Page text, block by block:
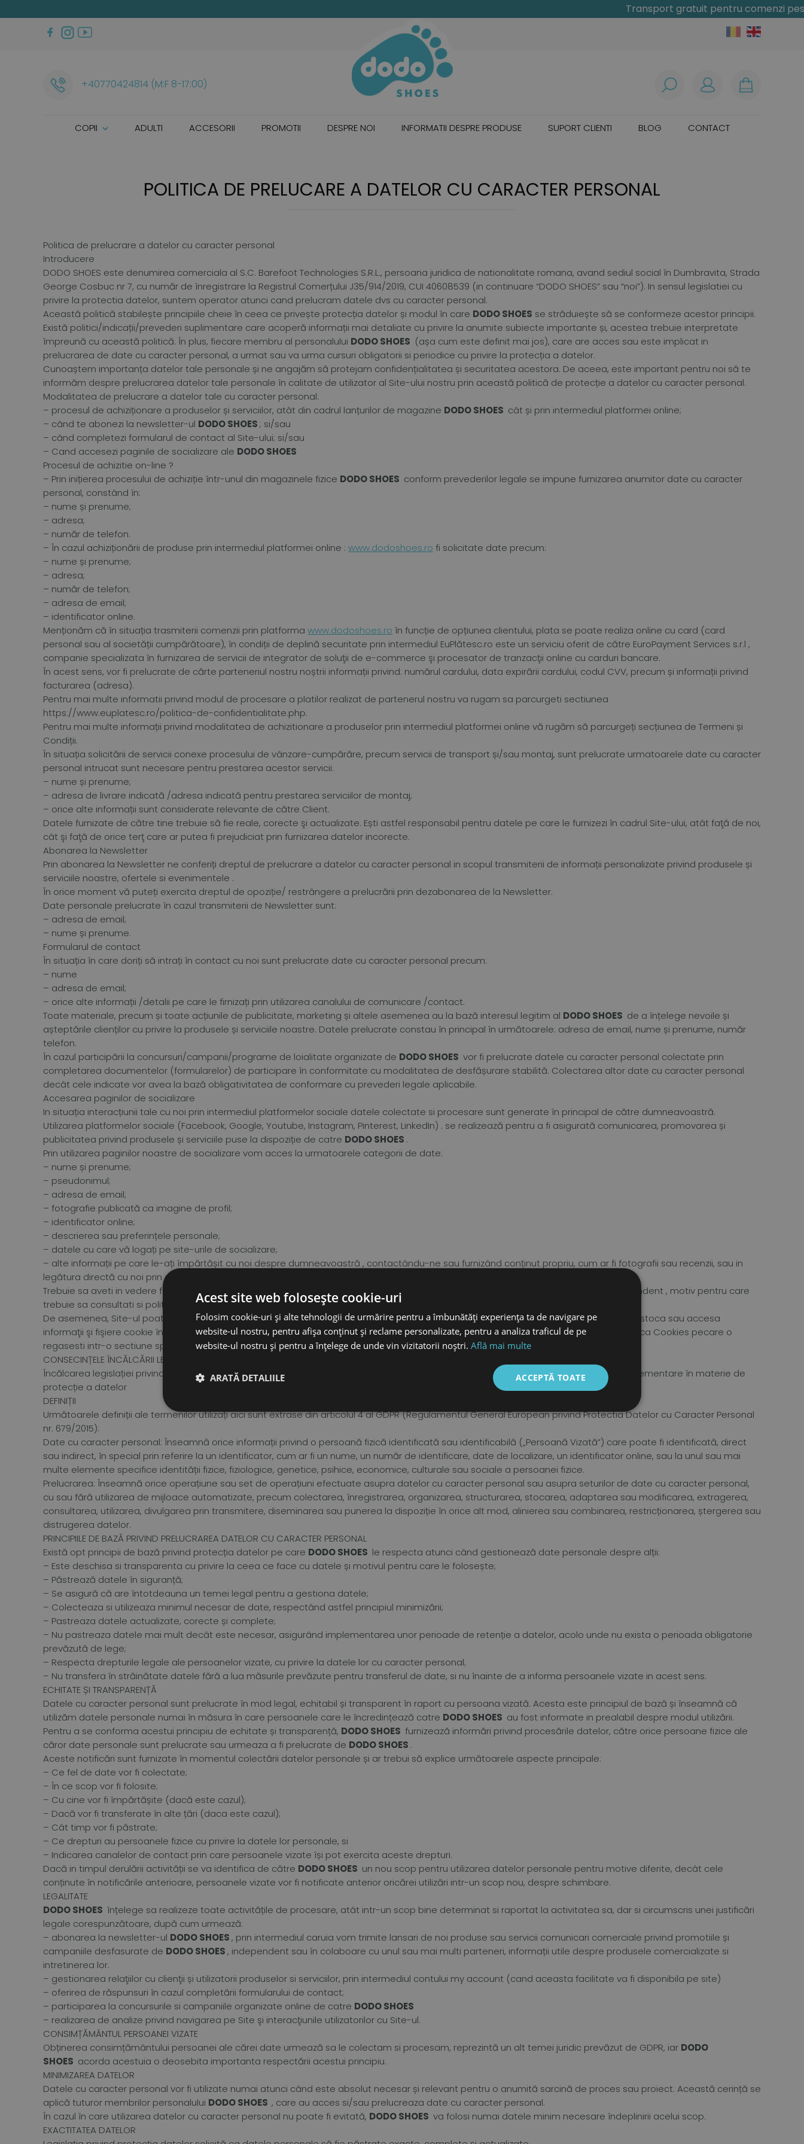
Transport gratuit pentru comenzi peste 300
+40770424814 (M:F 8-17:00)
COPII ADULTI ACCESORII PROMOTII DESPRE NOI INFORMATII DESPRE PRODUSE SUPORT CLIENTI BLOG CONTACT
POLITICA DE PRELUCARE A DATELOR CU CARACTER PERSONAL
Politica de prelucrare a datelor cu caracter personal
Introducere
DODO SHOES este denumirea comerciala al S.C. Barefoot Technologies S.R.L., persoana juridica de nationalitate romana, avand sediul social în Dumbravita, Strada
George Cosbuc nr 7, cu număr de înregistrare la Registrul Comerțului J35/914/2019, CUI 40608539 (in continuare “DODO SHOES” sau “noi”). In sensul legislatiei cu
privire la protectia datelor, suntem operator atunci cand prelucram datele dvs cu caracter personal.
Această politică stabilește principiile cheie în ceea ce privește protecția datelor și modul în care DODO SHOES se străduiește să se conformeze acestor principii.
Există politici/indicații/prevederi suplimentare care acoperă informații mai detaliate cu privire la anumite subiecte importante și, acestea trebuie interpretate
împreună cu această politică. În plus, fiecare membru al personalului DODO SHOES (așa cum este definit mai jos), care are acces sau este implicat in
prelucrarea de date cu caracter personal, a urmat sau va urma cursuri obligatorii si periodice cu privire la protecția a datelor.
Cunoaștem importanța datelor tale personale și ne angajăm să protejam confidențialitatea și securitatea acestora. De aceea, este important pentru noi să te
informăm despre prelucrarea datelor tale personale în calitate de utilizator al Site-ului nostru prin această politică de protecție a datelor cu caracter personal.
Modalitatea de prelucrare a datelor tale cu caracter personal:
– procesul de achiziționare a produselor și serviciilor, atât din cadrul lanțurilor de magazine DODO SHOES cât și prin intermediul platformei online;
– când te abonezi la newsletter-ul DODO SHOES; si/sau
– când completezi formularul de contact al Site-ului; si/sau
– Cand accesezi paginile de socializare ale DODO SHOES
Procesul de achizitie on-line ?
– Prin inițierea procesului de achiziție într-unul din magazinele fizice DODO SHOES conform prevederilor legale se impune furnizarea anumitor date cu caracter
personal, constând în:
– nume și prenume;
– adresa;
– număr de telefon.
– În cazul achiziționării de produse prin intermediul platformei online : www.dodoshoes.ro fi solicitate date precum:
– nume și prenume;
– adresa;
– număr de telefon;
– adresa de email;
– identificator online.
Menționăm că în situația trasmiterii comenzii prin platforma www.dodoshoes.ro în funcție de opțiunea clientului, plata se poate realiza online cu card (card
personal sau al societății cumpărătoare), în condiții de deplină securitate prin intermediul EuPlătesc.ro este un serviciu oferit de către EuroPayment Services s.r.l ,
companie specializata în furnizarea de servicii de integrator de soluţii de e-commerce şi procesator de tranzacţii online cu carduri bancare.
În acest sens, vor fi prelucrate de cărte parteneriul nostru noștrii informații privind: numărul cardului, data expirării cardului, codul CVV, precum și informații privind
facturarea (adresa).
Pentru mai multe informatii privind modul de procesare a platilor realizat de partenerul nostru va rugam sa parcurgeti sectiunea
https://www.euplatesc.ro/politica-de-confidentialitate.php.
Pentru mai multe informații privind modalitatea de achizitionare a produselor prin intermediul platformei online vă rugăm să parcurgeți secțiunea de Termeni și
Condiții.
În situația solicitării de servicii conexe procesului de vânzare-cumpărăre, precum servicii de transport și/sau montaj, sunt prelucrate urmatoarele date cu caracter
personal intrucat sunt necesare pentru prestarea acestor servicii:
– nume și prenume;
– adresa de livrare indicată /adresa indicată pentru prestarea serviciilor de montaj;
– orice alte informații sunt considerate relevante de către Client.
Datele furnizate de către tine trebuie să fie reale, corecte şi actualizate. Ești astfel responsabil pentru datele pe care le furnizezi în cadrul Site-ului, atât faţă de noi,
cât şi faţă de orice terţ care ar putea fi prejudiciat prin furnizarea datelor incorecte.
Abonarea la Newsletter
Prin abonarea la Newsletter ne conferiți dreptul de prelucrare a datelor cu caracter personal in scopul transmiterii de informații personalizate privind produsele și
serviciile noastre, ofertele si evenimentele .
În orice moment vă puteți exercita dreptul de opoziție/ restrângere a prelucrării prin dezabonarea de la Newsletter.
Date personale prelucrate în cazul transmiterii de Newsletter sunt:
– adresa de email;
– nume și prenume.
Formularul de contact
În situația în care doriți să intrați în contact cu noi sunt prelucrate date cu caracter personal precum:
– nume
– adresa de email;
– orice alte informații /detalii pe care le firnizați prin utilizarea canalului de comunicare /contact.
Toate materiale, precum și toate acțiunile de publicitate, marketing și altele asemenea au la bază interesul legitim al DODO SHOES de a înțelege nevoile și
așteptările clienților cu privire la produsele și serviciile noastre. Datele prelucrate constau în principal în următoarele: adresa de email, nume și prenume, număr
telefon.
În cazul participării la concursuri/campanii/programe de loialitate organizate de DODO SHOES vor fi prelucrate datele cu caracter personal colectate prin
completarea documentelor (formularelor) de participare în conformitate cu modalitatea de desfășurare stabilită. Colectarea altor date cu caracter personal
decât cele indicate vor avea la bază obligativitatea de conformare cu prevederi legale aplicabile.
Accesarea paginilor de socializare
In situația interacțiunii tale cu noi prin intermediul platformelor sociale datele colectate si procesare sunt generate în principal de către dumneavoastră.
Utilizarea platformelor sociale (Facebook, Google, Youtube, Instagram, Pinterest, LinkedIn) . se realizează pentru a fi asigurată comunicarea, promovarea și
publicitatea privind produsele și serviciile puse la dispoziție de catre DODO SHOES .
Prin utilizarea paginilor noastre de socializare vom acces la urmatoarele categorii de date:
– nume și prenume;
– pseudonimul;
– adresa de email;
– fotografie publicată ca imagine de profil;
– identificator online;
– descrierea sau preferințele personale;
– datele cu care vă logați pe site-urile de socializare;
– alte informații pe care le-ați împărtășit cu noi despre dumneavoastră , contactându-ne sau furnizând conținut propriu, cum ar fi fotografii sau recenzii, sau in
legătura directă cu noi prin accesarea funcției de chat (messenger) disponibilă.
Trebuie sa aveti in vedere faptul ca operatorul platformei colecteaza si el datele dumneavoastra cu caracter personal, in mod independent , motiv pentru care
trebuie sa consultati si politicile aplicabile în domeniul confidențialități și protecției datelor ce apartin respectivelor platform.
De asemenea, Site-ul poate colecta şi anumite informaţii privind navigarea şi interacţiunile tale cu diversele secţiuni ale acestuia. Vom stoca sau accesa
informaţii şi fişiere cookie în echipamentul tău terminal (computer, telefon, tabletă, etc.) doar în condiţiile descrise în secţiunea de Politica Cookies pecare o
regasesti intr-o sectiune speciala.
CONSECINȚELE ÎNCĂLCĂRII LEGILOR PRIVIND PROTECȚIA DATELOR ȘI A ACESTEI POLITICI
Încălcarea legislației privind protecția datelor poate duce la măsuri sancționatorii împotriva
DODO SHOES
de către autoritatea de reglementare în materie de
protecție a datelor
DEFINIȚII
Următoarele definiții ale termenilor utilizați aici sunt extrase din articolul 4 al GDPR (Regulamentul General European privind Protectia Datelor cu Caracter Personal
nr. 679/2015):
Date cu caracter personal: Înseamnă orice informații privind o persoană fizică identificată sau identificabilă („Persoană Vizată”) care poate fi identificată, direct
sau indirect, în special prin referire la un identificator, cum ar fi un nume, un număr de identificare, date de localizare, un identificator online, sau la unul sau mai
multe elemente specifice identității fizice, fiziologice, genetice, psihice, economice, culturale sau sociale a persoanei fizice.
Prelucrarea: Înseamnă orice operațiune sau set de operațiuni efectuate asupra datelor cu caracter personal sau asupra seturilor de date cu caracter personal,
cu sau fără utilizarea de mijloace automatizate, precum colectarea, înregistrarea, organizarea, structurarea, stocarea, adaptarea sau modificarea, extragerea,
consultarea, utilizarea, divulgarea prin transmitere, diseminarea sau punerea la dispoziție în orice alt mod, alinierea sau combinarea, restricționarea, ștergerea sau
distrugerea datelor.
PRINCIPIILE DE BAZĂ PRIVIND PRELUCRAREA DATELOR CU CARACTER PERSONAL
Există opt principii de bază privind protecția datelor pe care DODO SHOES le respecta atunci când gestionează date personale despre alții:
– Este deschisa si transparenta cu privire la ceea ce face cu datele și motivul pentru care le folosește;
– Păstrează datele în siguranță;
– Se asigură că are întotdeauna un temei legal pentru a gestiona datele;
– Colecteaza si utilizeaza minimul necesar de date, respectând astfel principiul minimizării;
– Pastreaza datele actualizate, corecte și complete;
– Nu pastreaza datele mai mult decât este necesar, asigurând implementarea unor perioade de retenție a datelor, acolo unde nu exista o perioada obligatorie
prevăzută de lege;
– Respecta drepturile legale ale persoanelor vizate, cu privire la datele lor cu caracter personal;
– Nu transfera în străinătate datele fără a lua măsurile prevăzute pentru transferul de date, si nu înainte de a informa persoanele vizate in acest sens.
ECHITATE ȘI TRANSPARENȚĂ
Datele cu caracter personal sunt prelucrate în mod legal, echitabil și transparent în raport cu persoana vizată. Acesta este principiul de bază și înseamnă că
utilizăm datele personale numai în măsura în care persoanele care le încredințează catre DODO SHOES au fost informate in prealabil despre modul utilizării.
Pentru a se conforma acestui principiu de echitate și transparență, DODO SHOES furnizează informări privind procesările datelor, către orice persoane fizice ale
căror date personale sunt prelucrate sau urmeaza a fi prelucrate de DODO SHOES .
Aceste notificări sunt furnizate în momentul colectării datelor personale și ar trebui să explice următoarele aspecte principale:
– Ce fel de date vor fi colectate;
– În ce scop vor fi folosite;
– Cu cine vor fi împărtășite (dacă este cazul);
– Dacă vor fi transferate în alte țări (daca este cazul);
– Cât timp vor fi păstrate;
– Ce drepturi au persoanele fizice cu privire la datele lor personale, si
– Indicarea canalelor de contact prin care persoanele vizate își pot exercita aceste drepturi.
Dacă in timpul derulării activității se va identifica de către DODO SHOES un nou scop pentru utilizarea datelor personale pentru motive diferite, decât cele
conținute în notificările anterioare, persoanele vizate vor fi notificate anterior oricărei utilizări intr-un scop nou, despre schimbare.
LEGALITATE
DODO SHOES înțelege sa realizeze toate activitățile de procesare, atât intr-un scop bine determinat si raportat la activitatea sa, dar si circumscris unei justificări
legale corespunzătoare, după cum urmează:
– abonarea la newsletter-ul DODO SHOES, prin intermediul caruia vom trimite lansari de noi produse sau servicii comunicari comerciale privind promotiile și
campaniile desfasurate de DODO SHOES, independent sau în colaboare cu unul sau mai multi parteneri, informații utile despre produsele comercializate si
intretinerea lor.
– gestionarea relaţiilor cu clienţii și utilizatorii produselor si serviciilor, prin intermediul contului my account (cand aceasta facilitate va fi disponibila pe site)
– oferirea de răspunsuri în cazul completării formularului de contact;
– participarea la concursurile si campaniile organizate online de catre DODO SHOES
– realizarea de analize privind navigarea pe Site şi interacţiunile utilizatorilor cu Site-ul.
CONSIMȚĂMÂNTUL PERSOANEI VIZATE
Obținerea consimțământului persoanei ale cărei date urmează sa le colectam si procesam, reprezintă un alt temei juridic prevăzut de GDPR, iar DODO
SHOES acorda acestuia o deosebita importanta respectării acestui principiu.
MINIMIZAREA DATELOR
Datele cu caracter personal vor fi utilizate numai atunci când este absolut necesar și relevant pentru o anumită sarcină de proces sau proiect. Această cerință se
aplică tuturor membrilor personalului DODO SHOES , care au acces si/sau prelucreaza date cu caracter personal.
În cazul în care utilizarea datelor cu caracter personal nu poate fi evitată, DODO SHOES va folosi numai datele minim necesare îndeplinirii acelui scop.
EXACTITATEA DATELOR
Acest site web folosește cookie-uri
Folosim cookie-uri și alte tehnologii de urmărire pentru a îmbunătăți experiența ta de navigare pe
website-ul nostru, pentru afișa conținut și reclame personalizate, pentru a analiza traficul de pe
website-ul nostru și pentru a înțelege de unde vin vizitatorii noștri. Află mai multe
ACCEPTĂ TOATE
ARATĂ DETALIILE